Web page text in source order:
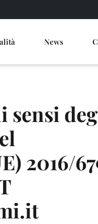
News
sensi
2016/